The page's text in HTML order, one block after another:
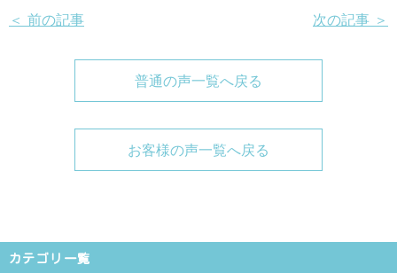
＜ 前の記事 次の記事 ＞
普通の声一覧へ戻る
お客様の声一覧へ戻る
カテゴリ一覧